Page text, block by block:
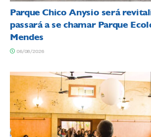
Parque Chico Anysio será
passará a se chamar Parque
Mendes
06/08/2026